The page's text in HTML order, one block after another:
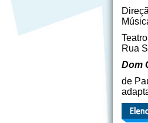
Rua
Dom
de